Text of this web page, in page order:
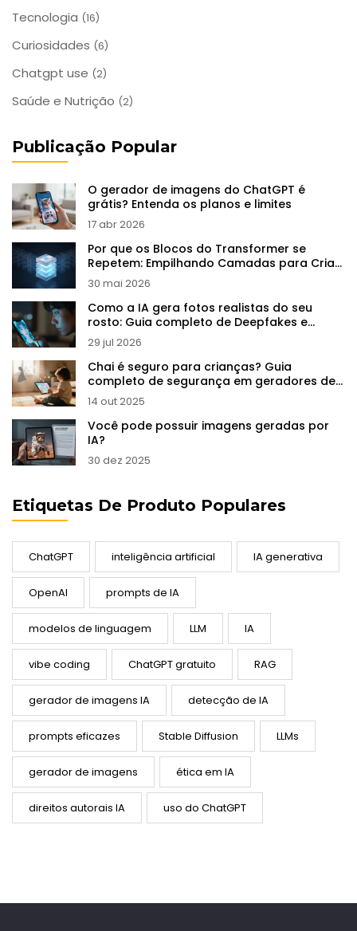
Tecnologia (16)
Curiosidades (6)
Chatgpt use (2)
Saúde e Nutrição (2)
Publicação Popular
O gerador de imagens do ChatGPT é
grátis? Entenda os planos e limites
17 abr 2026
Por que os Blocos do Transformer se
Repetem: Empilhando Camadas para Criar
Abstrações em LLMs
30 mai 2026
Como a IA gera fotos realistas do seu
rosto: Guia completo de Deepfakes e
Clonagem Facial
29 jul 2026
Chai é seguro para crianças? Guia
completo de segurança em geradores de
imagens IA
14 out 2025
Você pode possuir imagens geradas por
IA?
30 dez 2025
Etiquetas De Produto Populares
ChatGPT inteligência artificial IA generativa
OpenAI prompts de IA
modelos de linguagem LLM IA
vibe coding ChatGPT gratuito RAG
gerador de imagens IA detecção de IA
prompts eficazes Stable Diffusion LLMs
gerador de imagens ética em IA
direitos autorais IA uso do ChatGPT